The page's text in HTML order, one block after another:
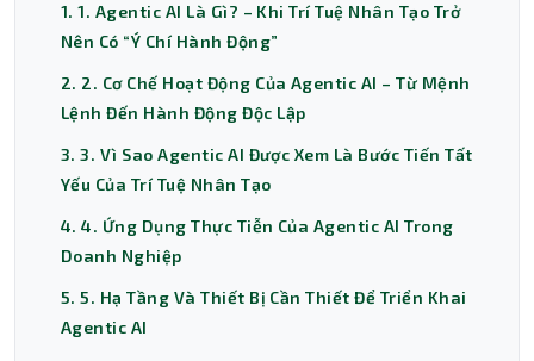
1. 1. Agentic AI Là Gì? – Khi Trí Tuệ Nhân Tạo Trở
Nên Có “Ý Chí Hành Động”
2. 2. Cơ Chế Hoạt Động Của Agentic AI – Từ Mệnh
Lệnh Đến Hành Động Độc Lập
3. 3. Vì Sao Agentic AI Được Xem Là Bước Tiến Tất
Yếu Của Trí Tuệ Nhân Tạo
4. 4. Ứng Dụng Thực Tiễn Của Agentic AI Trong
Doanh Nghiệp
5. 5. Hạ Tầng Và Thiết Bị Cần Thiết Để Triển Khai
Agentic AI